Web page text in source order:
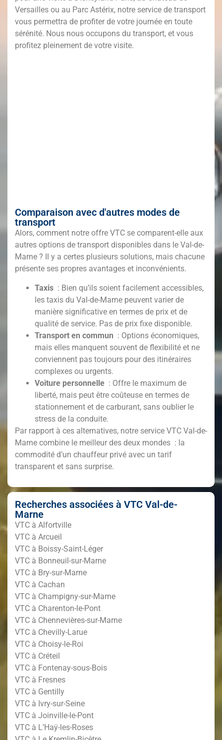
Versailles ou au Parc Astérix, notre service de transport
vous permettra de profiter de votre journée en toute
sérénité. Nous nous occupons du transport, et vous
profitez pleinement de votre visite.
Comparaison avec d'autres modes de
transport
Alors, comment notre offre VTC se comparent-elle aux
autres options de transport disponibles dans le Val-de-
Marne ? Il y a certes plusieurs solutions, mais chacune
présente ses propres avantages et inconvénients.
Taxis : Bien qu’ils soient facilement accessibles,
les taxis du Val-de-Marne peuvent varier de
manière significative en termes de prix et de
qualité de service. Pas de prix fixe disponible.
Transport en commun : Options économiques,
mais elles manquent souvent de flexibilité et ne
conviennent pas toujours pour des itinéraires
complexes ou urgents.
Voiture personnelle : Offre le maximum de
liberté, mais peut être coûteuse en termes de
stationnement et de carburant, sans oublier le
stress de la conduite.
Par rapport à ces alternatives, notre service VTC Val-de-
Marne combine le meilleur des deux mondes : la
commodité d’un chauffeur privé avec un tarif
transparent et sans surprise.
Recherches associées à VTC Val-de-
Marne
VTC à Alfortville
VTC à Arcueil
VTC à Boissy-Saint-Léger
VTC à Bonneuil-sur-Marne
VTC à Bry-sur-Marne
VTC à Cachan
VTC à Champigny-sur-Marne
VTC à Charenton-le-Pont
VTC à Chennevières-sur-Marne
VTC à Chevilly-Larue
VTC à Choisy-le-Roi
VTC à Créteil
VTC à Fontenay-sous-Bois
VTC à Fresnes
VTC à Gentilly
VTC à Ivry-sur-Seine
VTC à Joinville-le-Pont
VTC à L’Haÿ-les-Roses